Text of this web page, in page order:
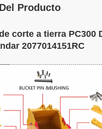
Producto
corte a tierra PC300
2077014151RC